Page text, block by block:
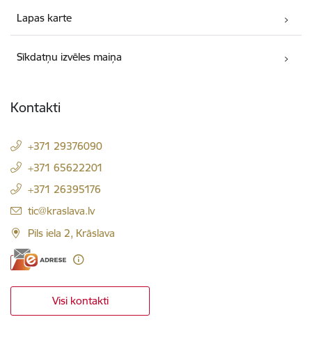
Lapas karte
Sīkdatņu izvēles maiņa
Kontakti
+371 29376090
+371 65622201
+371 26395176
E-pasts:
tic@kraslava.lv
Pils iela 2, Krāslava
Visi kontakti